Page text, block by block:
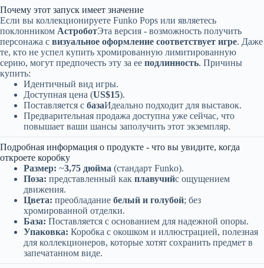
Почему этот запуск имеет значение
Если вы коллекционируете Funko Pops или являетесь
поклонником АстроботЭта версия - возможность получить
персонажа с визуальное оформление соответствует игре. Даже
те, кто не успел купить хромированную лимитированную
серию, могут предпочесть эту за ее подлинность. Причины
купить:
Идентичный вид игры.
Доступная цена (US$15).
Поставляется с базаИдеально подходит для выставок.
Предварительная продажа доступна уже сейчас, что
повышает ваши шансы заполучить этот экземпляр.
Подробная информация о продукте - что вы увидите, когда
откроете коробку
Размер: ~3,75 дюйма (стандарт Funko).
Поза: представленный как плавучийс ощущением
движения.
Цвета: преобладание белый и голубой; без
хромированной отделки.
База: Поставляется с основанием для надежной опоры.
Упаковка: Коробка с окошком и иллюстрацией, полезная
для коллекционеров, которые хотят сохранить предмет в
запечатанном виде.